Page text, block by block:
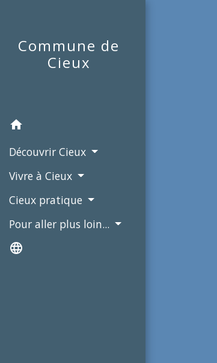
Commune de
Cieux
home
Découvrir Cieux
Vivre à Cieux
Cieux pratique
Pour aller plus loin...
language